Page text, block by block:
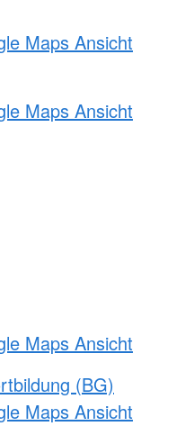
Maps Ansicht
Maps Ansicht
Maps Ansicht
(BG)
Maps Ansicht